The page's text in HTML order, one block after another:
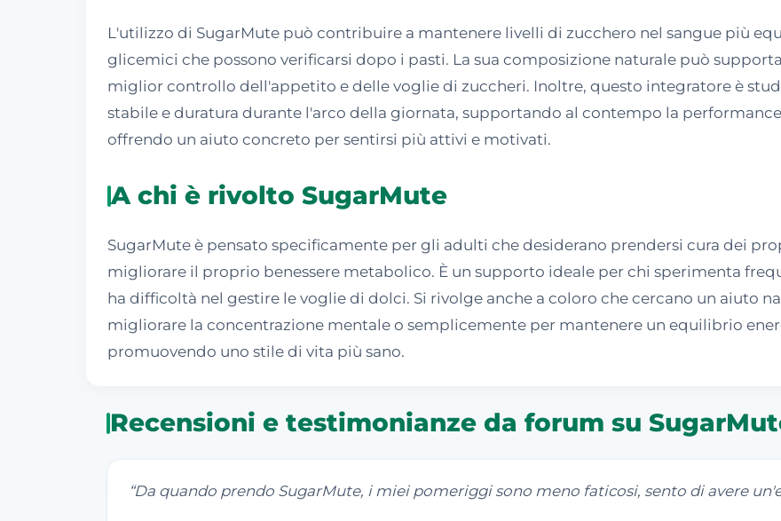
L'utilizzo di SugarMute può contribuire a mantenere livelli di zucchero nel sangue più
glicemici che possono verificarsi dopo i pasti. La sua composizione naturale può
miglior controllo dell'appetito e delle voglie di zuccheri. Inoltre, questo integratore è
stabile e duratura durante l'arco della giornata, supportando al contempo la
offrendo un aiuto concreto per sentirsi più attivi e motivati.
A chi è rivolto SugarMute
SugarMute è pensato specificamente per gli adulti che desiderano prendersi cura dei
migliorare il proprio benessere metabolico. È un supporto ideale per chi sperimenta
ha difficoltà nel gestire le voglie di dolci. Si rivolge anche a coloro che cercano un aiuto
migliorare la concentrazione mentale o semplicemente per mantenere un equilibrio
promuovendo uno stile di vita più sano.
Recensioni e testimonianze da forum su
“Da quando prendo SugarMute, i miei pomeriggi sono meno faticosi, sento di avere